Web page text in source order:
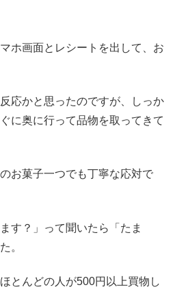
ホ画面とレシートを出して、お
応かと思ったのですが、しっか
に奥に行って品物を取ってきて
お菓子一つでも丁寧な応対で
す？」って聞いたら「たま
。
とんどの人が500円以上買物し